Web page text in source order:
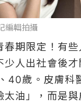
編輯拍攝
春期限定！有
人出社會後才
40歲。皮膚科
太油」，而是